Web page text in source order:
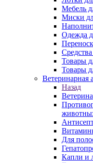
Мебель
Миски
Одежда
Товары
Товары
Ветеринарная
Назад
Для
Капли и